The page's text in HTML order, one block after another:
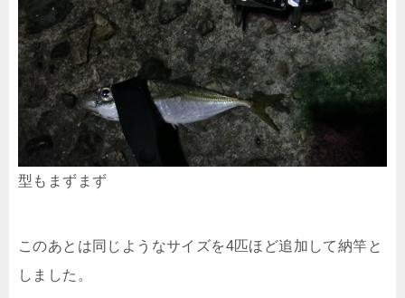
型もまずまず
このあとは同じようなサイズを4匹ほど追加して納竿と
しました。